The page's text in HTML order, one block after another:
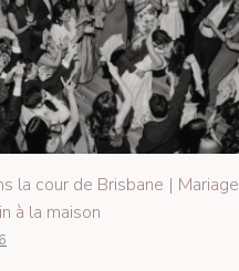
la cour de Brisbane | Mariage
à la maison